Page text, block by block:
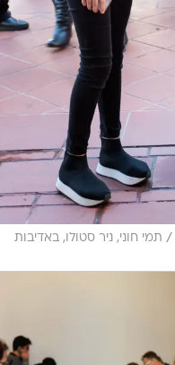
/ תמי חוני, ניר סטולו, באדיבות